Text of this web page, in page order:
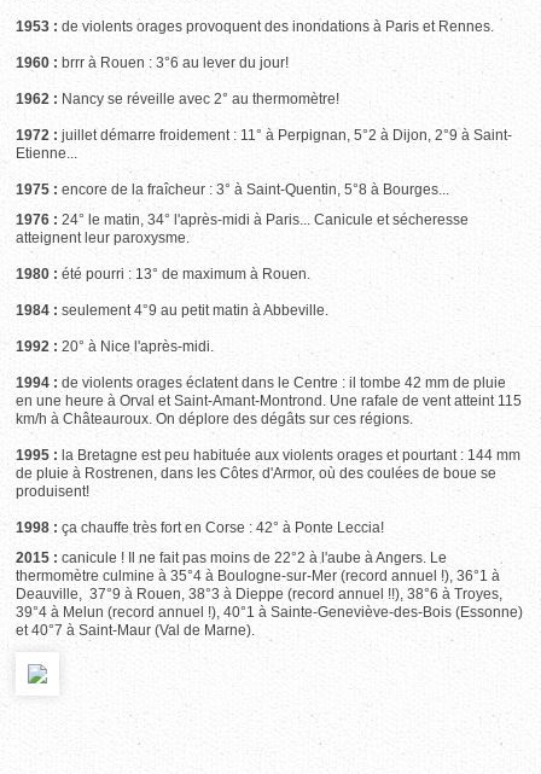
1953 : de violents orages provoquent des inondations à Paris et Rennes.
1960 : brrr à Rouen : 3°6 au lever du jour!
1962 : Nancy se réveille avec 2° au thermomètre!
1972 : juillet démarre froidement : 11° à Perpignan, 5°2 à Dijon, 2°9 à Saint-
Etienne...
1975 : encore de la fraîcheur : 3° à Saint-Quentin, 5°8 à Bourges...
1976 : 24° le matin, 34° l'après-midi à Paris... Canicule et sécheresse
atteignent leur paroxysme.
1980 : été pourri : 13° de maximum à Rouen.
1984 : seulement 4°9 au petit matin à Abbeville.
1992 : 20° à Nice l'après-midi.
1994 : de violents orages éclatent dans le Centre : il tombe 42 mm de pluie
en une heure à Orval et Saint-Amant-Montrond. Une rafale de vent atteint 115
km/h à Châteauroux. On déplore des dégâts sur ces régions.
1995 : la Bretagne est peu habituée aux violents orages et pourtant : 144 mm
de pluie à Rostrenen, dans les Côtes d'Armor, où des coulées de boue se
produisent!
1998 : ça chauffe très fort en Corse : 42° à Ponte Leccia!
2015 : canicule ! Il ne fait pas moins de 22°2 à l'aube à Angers. Le
thermomètre culmine à 35°4 à Boulogne-sur-Mer (record annuel !), 36°1 à
Deauville, 37°9 à Rouen, 38°3 à Dieppe (record annuel !!), 38°6 à Troyes,
39°4 à Melun (record annuel !), 40°1 à Sainte-Geneviève-des-Bois (Essonne)
et 40°7 à Saint-Maur (Val de Marne).